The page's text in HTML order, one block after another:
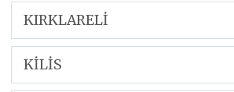
KIRKLARELİ
KİLİS